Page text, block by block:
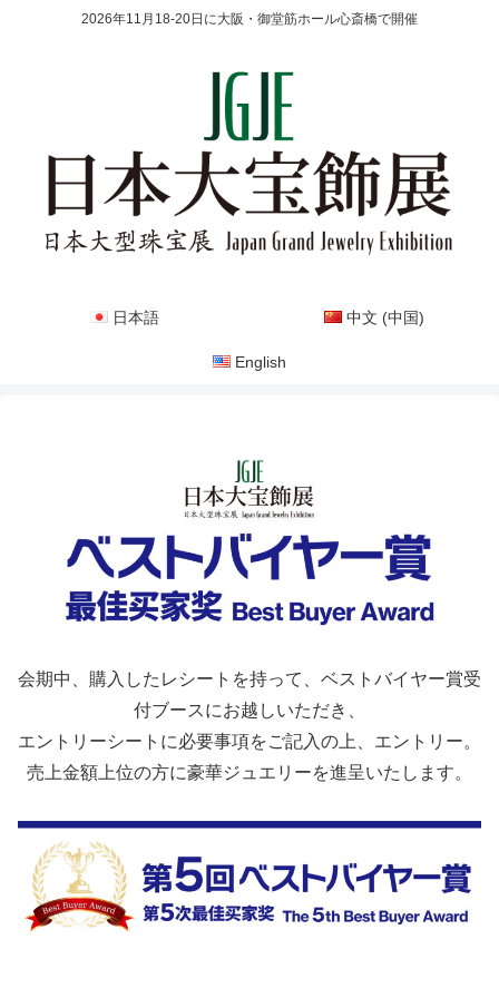
2026年11月18-20日に大阪・御堂筋ホール心斎橋で開催
日本語 中文 (中国)
English
会期中、購入したレシートを持って、ベストバイヤー賞受
付ブースにお越しいただき、
エントリーシートに必要事項をご記入の上、エントリー。
売上金額上位の方に豪華ジュエリーを進呈いたします。